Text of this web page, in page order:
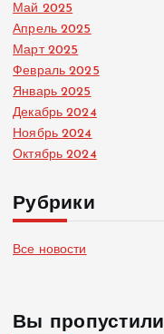
Май 2025
Апрель 2025
Март 2025
Февраль 2025
Январь 2025
Декабрь 2024
Ноябрь 2024
Октябрь 2024
Рубрики
Все новости
Вы пропустили